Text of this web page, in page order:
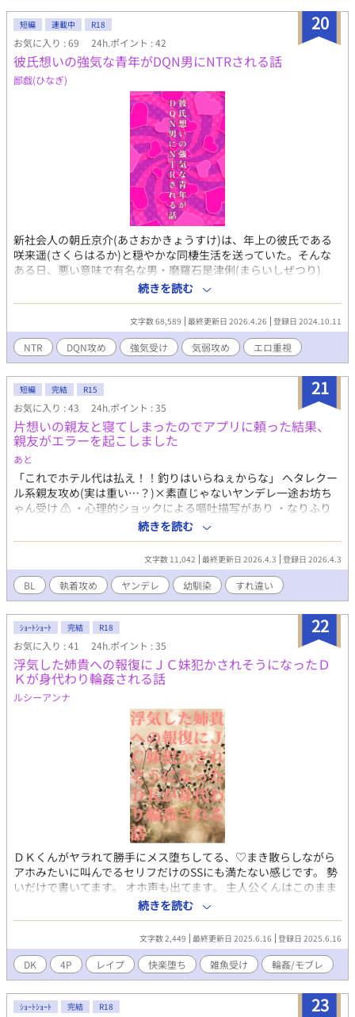
介で広の治療院を訪れる。大切な人を守れる強さが欲しいという
きっかけで高校生のころから格闘技とトレーニングを開始する。
20代の頃は総合格闘技で活躍していたボディメイクが楽しくなり
25歳で格闘技は引退した。身長は195cm体重はオフの時に110kg
大会時は95kg前後。MBTIはESTP。目の前の相手を大事にしたい
気持ちが強い。性欲が強く、オフの時でも1日1回は抜きたい。オ
フの時は無限で性欲お化け。40になっても衰えずそれをきっかけ
に振られることが毎回。治療を受けていくうちに広に興奮してい
ることに気づく。男相手は初めてで困惑するが下半身が反応する
ことをきっかけに初めての男相手を広に選び迫っていく。
20
短編 連載中 R18
お気に入り : 69 24h.ポイント : 42
彼氏想いの強気な青年がDQN男にNTRされる話
鄙戯(ひなぎ)
新社会人の朝丘京介(あさおかきょうすけ)は、年上の彼氏である
咲来遥(さくらはるか)と穏やかな同棲生活を送っていた。そんな
ある日、悪い意味で有名な男・磨羅石是津俐(まらいしぜつり)
に、遥は難癖をつけられて暴力を振るわれてしまう。 その数日
後、京介は見知らぬ女性が磨羅石に無理やりホテルに連れ込まれ
そうになっているのを目撃する。正義感の強い京介は女性を助け
るが、今度は彼自身が磨羅石に狙われてしまい……。 【全4章】
※俺様系DQNチャラ男×彼氏がいる強気な青年のCP中心です。 ※
気弱な彼氏(攻め)との絡みやモブ攻めもあります。 ※かなり下品
な内容になっているのでご注意ください。 ※pixivにも公開してい
ます。 ※補足：去年(2025年)の8月のカレンダーを参考に、京介
の会社のお盆休みを設定しています。京介の会社は超ホワイト企
業(この辺もフィクション)だと思っていただけると幸いです(デー
ト編のラストと、旅行・決着編の話です)。 【登場人物の簡易プロ
フ】 ・朝丘京介(あさおかきょうすけ) 強気で男前な受け。 新社会
人(23歳)の青年。 179cmの細マッチョ。茶髪。 二歳年上の彼氏
(遥)がいる。 遥の事が大好きで、彼を守るためなら何だってす
る。 ・磨羅石是津俐(まらいしぜつり) チャラめの俺様系DQN攻
め。言葉遣いが下品。 バイ。21歳(見た目は20代後半くらい)。 ほ
ぼ無職のフリーター(複数のセフレのヒモ)。 193cmのゴリマッチ
ョ。銀髪。 耳と舌にピアスをつけ、アソコは真珠入り。 女性のス
トライクゾーンは広く、男性は気が強い相手程、燃える。 ・咲来
遥(さくらはるか) 京介の年上彼氏。 優しくて気弱な攻め。 25歳の
会社員。 169.5cmの細身。黒髪。 【注意事項とお願い】 ※この
小説はフィクションです。実在の人物や団体などとは一切、関係
ありません。 ※筆者は作中の行為を推奨しておりません。 ※好き
嫌いがはっきり分かれる内容となっているので、閲覧は何でもア
リの方のみでお願いします。 ※18歳未満の方は閲覧しないでくだ
さい。 ※小説の無断転載・無断使用・自作発言も禁止です。 【追
記】 閲覧やお気に入り等、ありがとうございます。 のんびり更新
ですが、よければ最後までお付き合いいただけると幸いです。
続きを読む
文字数 68,589 最終更新日 2026.4.26 登録日 2024.10.11
NTR DQN攻め 強気受け 気弱攻め エロ重視
21
短編 完結 R15
お気に入り : 43 24h.ポイント : 35
片想いの親友と寝てしまったのでアプリに頼った結果、
親友がエラーを起こしました
あと
「これでホテル代は払え！！釣りはいらねぇからな」 へタレクー
ル系親友攻め(実は重い…？)×素直じゃないヤンデレ一途お坊ち
ゃん受け ⚠️ ・心理的ショックによる嘔吐描写があり ・なりふり
構わない執着描写あり ・官能的表現(深いキス)が含む ・ハピエン
ですが、人によってはメリバ ・何でも許せる人どうぞ 15年の片想
いが、執着という狂気に変わる瞬間を見たい方はどうぞ ※諸事情
で、一度下げましたが、再投稿しました。 <あらすじ> 幼馴染で大
親友でおる攻めに片想いしている受け。今まで自分は恋愛対象外
だと思ってたので、告白はできていなかったが、酒に酔って寝て
しまった。なんなら初体験だったのに、全く覚えていない受け
は、アプリに相談したところ、自分を抱けるなら、ワンチャンあ
るのではと言われる。素直じゃない受けの15年の想いの行方はい
かに…？ 攻め:加賀拓海 受け:瀬川利人 ・FANBOX（先行公開／プ
ロフィール／裏設定／後日談など)
https://ato1125.fanbox.cc/ ・アンケート（無料／全問回答不
要）(約3〜5分程度)
https://docs.google.com/forms/d/
ZI1v3mG69QZFaI/viewform ・マシュマロ（感想など）
https://marshmallow-qa.com/o5nica2eaphly4s?
t=KDh5n5&utm_medium=url_text&utm_source=promotion
※誤字脱字・表現の修正はサイレントで行う場合があります。
※タグは定期的に整理します。 ※批判・中傷コメントはご遠慮
続きを読む
文字数 11,042 最終更新日 2026.4.3 登録日 2026.4.3
BL 執着攻め ヤンデレ 幼馴染 すれ違い
22
ｼｮｰﾄｼｮｰﾄ 完結 R18
お気に入り : 41 24h.ポイント : 35
浮気した姉貴への報復にＪＣ妹犯かされそうになったＤ
Ｋが身代わり輪姦される話
ルシーアンナ
ＤＫくんがヤラれて勝手にメス堕ちしてる、♡まき散らしながら
アホみたいに叫んでるセリフだけのSSにも満たない感じです。 勢
いだけで書いてます。 オホ声も出てます。 主人公くんはこのまま
メス男子になってください。 たぶん姉貴は反省しないし、妹も大
して感謝してないし、ヤカラどもは最初からＤＫ弟狙いだと思
う。 Pixiv https://www.pixiv.net/novel/show.php?
id=25030693 ムーンライトノベルズ
https://novel18.syosetu.com/n0472kq/ fujossy
https://fujossy.jp/books/30695
続きを読む
文字数 2,449 最終更新日 2025.6.16 登録日 2025.6.16
DK 4P レイプ 快楽堕ち 雑魚受け 輪姦/モブレ
23
ｼｮｰﾄｼｮｰﾄ 完結 R18